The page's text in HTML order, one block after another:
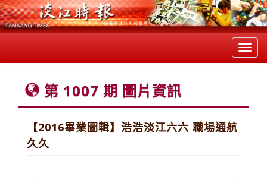
第 1007 期 圖片資訊
【2016畢業圖輯】浩浩淡江六六 職場通航
久久